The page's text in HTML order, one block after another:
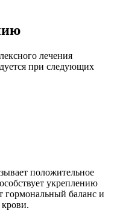
лечения
при следующих
положительное
укреплению
гормональный баланс и
крови.